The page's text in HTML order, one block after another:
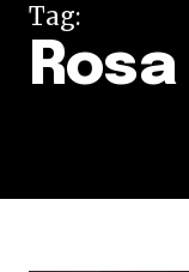
Tag: